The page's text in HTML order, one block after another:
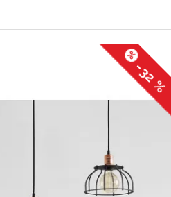
-32 %